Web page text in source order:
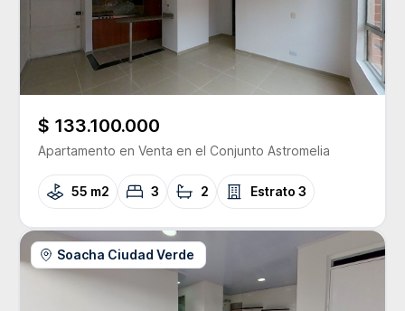
$ 133.100.000
Apartamento en Venta en el Conjunto Astromelia
55 m2 3 2 Estrato 3
Soacha Ciudad Verde